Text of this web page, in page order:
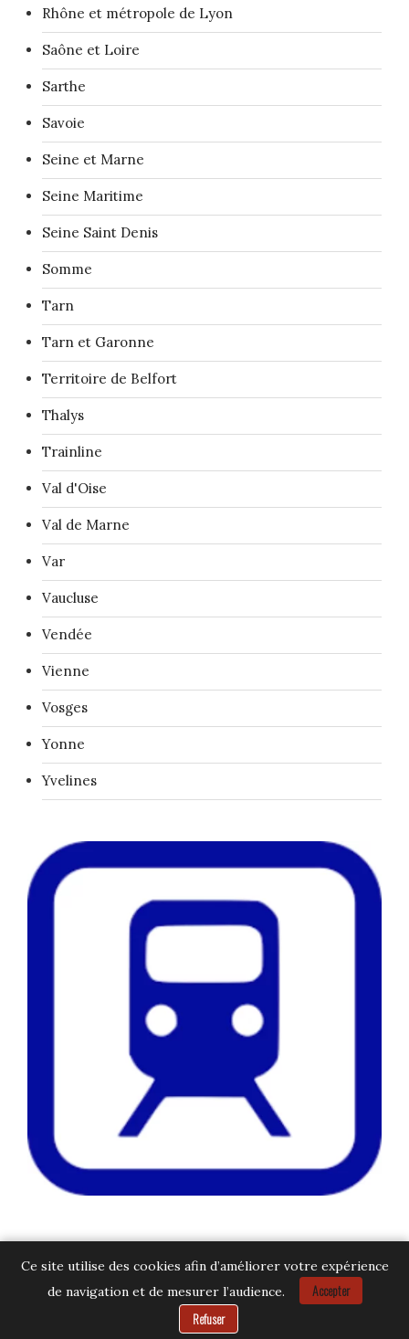
Rhône et métropole de Lyon
Saône et Loire
Sarthe
Savoie
Seine et Marne
Seine Maritime
Seine Saint Denis
Somme
Tarn
Tarn et Garonne
Territoire de Belfort
Thalys
Trainline
Val d'Oise
Val de Marne
Var
Vaucluse
Vendée
Vienne
Vosges
Yonne
Yvelines
Ce site utilise des cookies afin d’améliorer votre expérience
de navigation et de mesurer l’audience.
Accepter
Refuser